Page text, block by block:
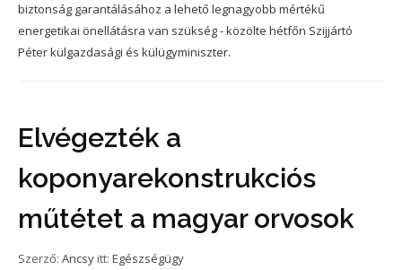
biztonság garantálásához a lehető legnagyobb mértékű
energetikai önellátásra van szükség - közölte hétfőn Szijjártó
Péter külgazdasági és külügyminiszter.
Elvégezték a
koponyarekonstrukciós
műtétet a magyar orvosok
Szerző: Ancsy itt: Egészségügy